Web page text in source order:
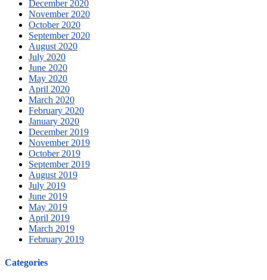
December 2020
November 2020
October 2020
September 2020
August 2020
July 2020
June 2020
May 2020
April 2020
March 2020
February 2020
January 2020
December 2019
November 2019
October 2019
September 2019
August 2019
July 2019
June 2019
May 2019
April 2019
March 2019
February 2019
Categories